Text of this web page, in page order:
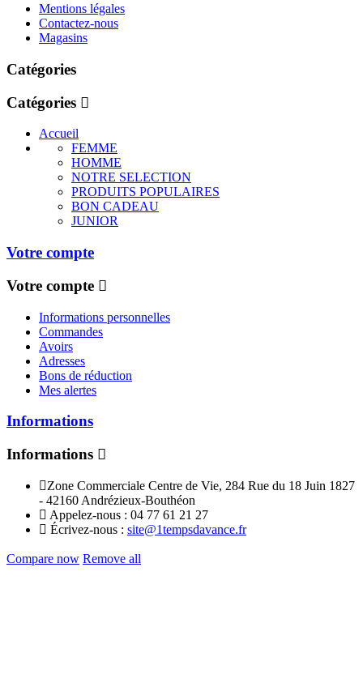
Mentions légales
Contactez-nous
Magasins
Catégories
Catégories
Accueil
FEMME
HOMME
NOTRE SELECTION
PRODUITS POPULAIRES
BON CADEAU
JUNIOR
Votre compte
Votre compte
Informations personnelles
Commandes
Avoirs
Adresses
Bons de réduction
Mes alertes
Informations
Informations
Zone Commerciale Centre de Vie, 284 Rue du 18 Juin 1827
- 42160 Andrézieux-Bouthéon
Appelez-nous : 04 77 61 21 27
Écrivez-nous : site@1tempsdavance.fr
Compare now Remove all